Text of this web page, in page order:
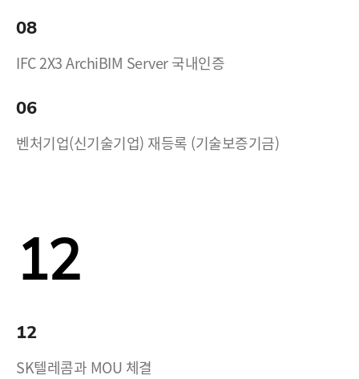
08
IFC 2X3 ArchiBIM Server 국내인증
06
벤처기업(신기술기업) 재등록 (기술보증기금)
12
12
SK텔레콤과 MOU 체결